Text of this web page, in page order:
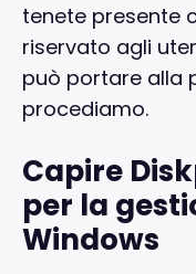
tenete presente
riservato agli
può portare alla
procediamo.
Capire
per la
Windows